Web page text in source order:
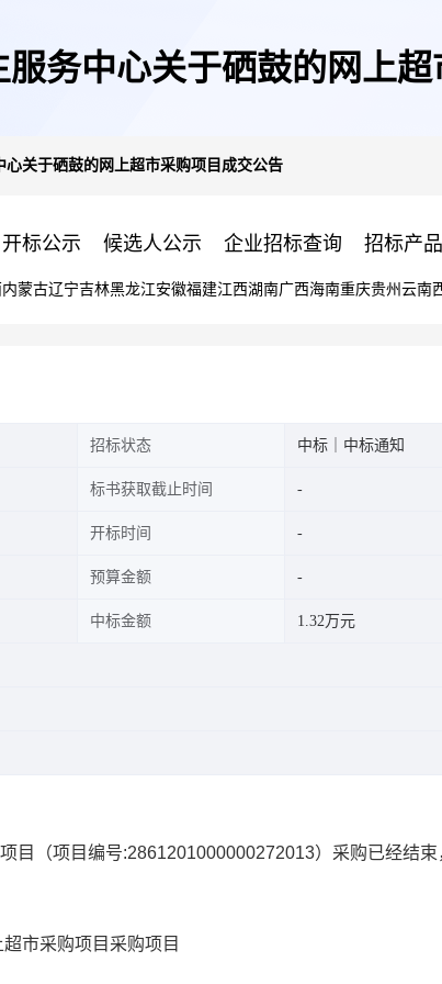
务中心关于硒鼓的网上
关于硒鼓的网上超市采购项目成交公告
开标公示 候选人公示 企业招标查询 招标产
内蒙古辽宁吉林黑龙江安徽福建江西湖南广西海南重庆贵州 云南
招标状态 中标｜中标通知
标书获取截止时间
开标时间
预算金额
中标金额 1.32万元
目 （项目编号:2861201000000272013）采购已经结束
市采购项目 采购项目